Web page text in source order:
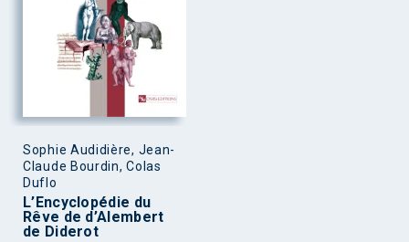
Sophie Audidière, Jean-
Claude Bourdin, Colas
Duflo
L’Encyclopédie du
Rêve de d’Alembert
de Diderot